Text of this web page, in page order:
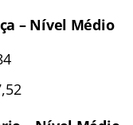
– Nível Médio